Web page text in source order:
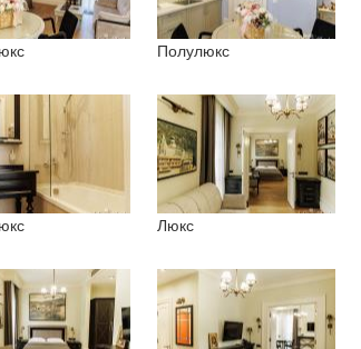
Полулюкс
Люкс